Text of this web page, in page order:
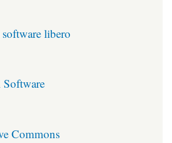
libero
Software
Commons